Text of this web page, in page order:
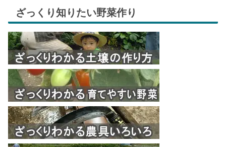
ざっくり知りたい野菜作り